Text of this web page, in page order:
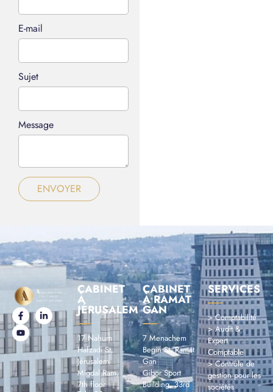
E-mail
Sujet
Message
ENVOYER
CABINET
À
JÉRUSALEM
17 Nahum
Hafzadi St,
Jérusalem
Migdal Ram,
7th floor
CABINET
À RAMAT
GAN
7 Menachem
Begin St, Ramat
Gan
Gibor Sport
Building, 33rd
SERVICES
> Comptabilité
> Audit &
Expert
Comptable
> Contrôle de
gestion pour les
sociétés